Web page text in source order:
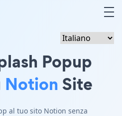
Popup
NotionSite
al tuo sito Notion senza